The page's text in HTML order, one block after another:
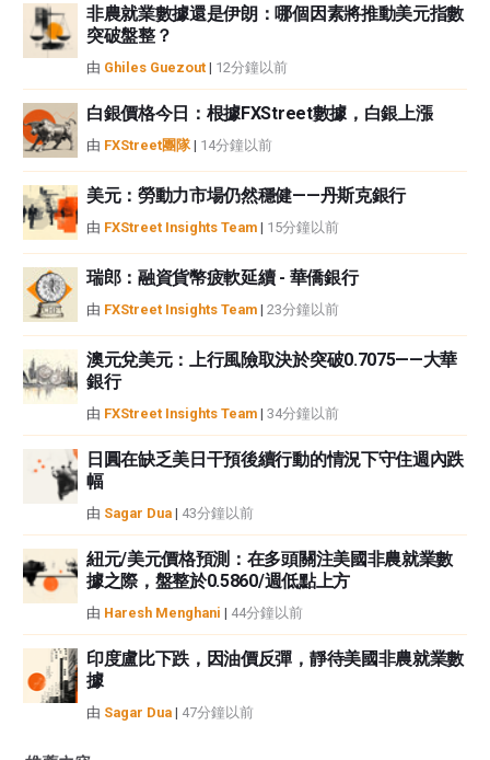
如果文章正文中沒有明確提到，在撰寫本文時，作者在本文中提到的任何股票
中都沒有頭寸，也沒有與文中提到的任何公司有業務關係。除了FXStreet，作
者沒有收到撰寫這篇文章的報酬。
性不作任何陳述。FXStreet和作者將不承擔任何錯誤，遺漏或任何損失，傷害
或損害由此資訊及其顯示或使用引起的。錯誤和遺漏除外。本文作者和
FXStreet並非註冊投資顧問，本文內容無意提供任何投資建議。
非農就業數據還是伊朗：哪個因素將推動美元指數
突破盤整？
由 Ghiles Guezout | 12分鐘以前
白銀價格今日：根據FXStreet數據，白銀上漲
由 FXStreet團隊| 14分鐘以前
美元：勞動力市場仍然穩健——丹斯克銀行
由 FXStreet Insights Team | 15分鐘以前
瑞郎：融資貨幣疲軟延續 - 華僑銀行
由 FXStreet Insights Team | 23分鐘以前
澳元兌美元：上行風險取決於突破0.7075——大華
銀行
由 FXStreet Insights Team | 34分鐘以前
日圓在缺乏美日干預後續行動的情況下守住週內跌
幅
由 Sagar Dua | 43分鐘以前
紐元/美元價格預測：在多頭關注美國非農就業數
據之際，盤整於0.5860/週低點上方
由 Haresh Menghani | 44分鐘以前
印度盧比下跌，因油價反彈，靜待美國非農就業數
據
由 Sagar Dua | 47分鐘以前